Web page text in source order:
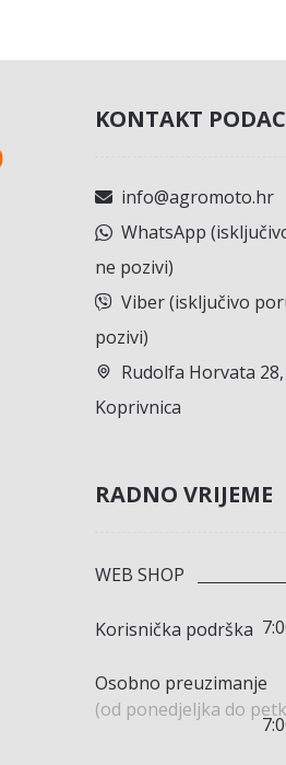
KONTAKT
info@agromoto.hr
WhatsApp
ne pozivi)
Viber (isključivo
pozivi)
Rudolfa Horvata
Koprivnica
RADNO VRIJEME
WEB SHOP
Korisnička podrška
Osobno preuzimanje
(od ponedjeljka do